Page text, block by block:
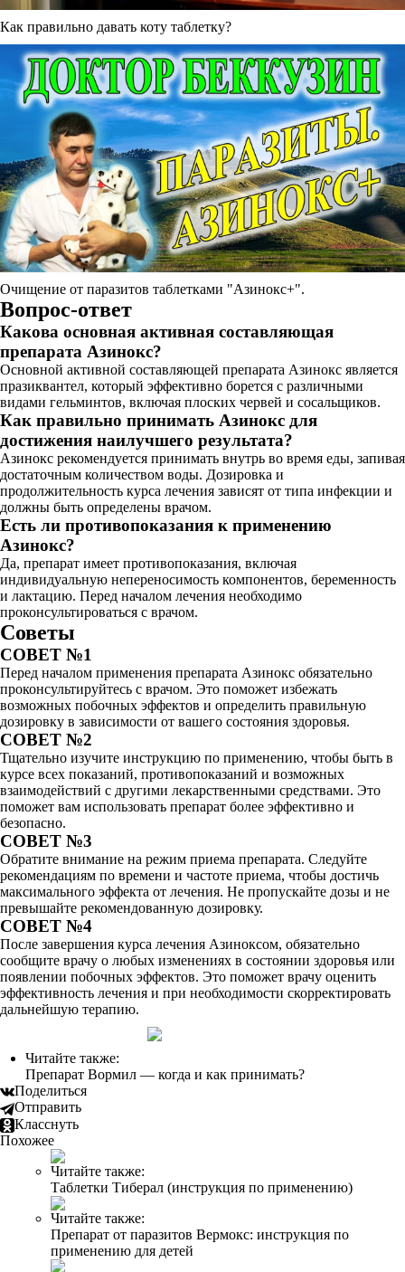
Как правильно давать коту таблетку?
Очищение от паразитов таблетками "Азинокс+".
Вопрос-ответ
Какова основная активная составляющая
препарата Азинокс?
Основной активной составляющей препарата Азинокс является
празиквантел, который эффективно борется с различными
видами гельминтов, включая плоских червей и сосальщиков.
Как правильно принимать Азинокс для
достижения наилучшего результата?
Азинокс рекомендуется принимать внутрь во время еды, запивая
достаточным количеством воды. Дозировка и
продолжительность курса лечения зависят от типа инфекции и
должны быть определены врачом.
Есть ли противопоказания к применению
Азинокс?
Да, препарат имеет противопоказания, включая
индивидуальную непереносимость компонентов, беременность
и лактацию. Перед началом лечения необходимо
проконсультироваться с врачом.
Советы
СОВЕТ №1
Перед началом применения препарата Азинокс обязательно
проконсультируйтесь с врачом. Это поможет избежать
возможных побочных эффектов и определить правильную
дозировку в зависимости от вашего состояния здоровья.
СОВЕТ №2
Тщательно изучите инструкцию по применению, чтобы быть в
курсе всех показаний, противопоказаний и возможных
взаимодействий с другими лекарственными средствами. Это
поможет вам использовать препарат более эффективно и
безопасно.
СОВЕТ №3
Обратите внимание на режим приема препарата. Следуйте
рекомендациям по времени и частоте приема, чтобы достичь
максимального эффекта от лечения. Не пропускайте дозы и не
превышайте рекомендованную дозировку.
СОВЕТ №4
После завершения курса лечения Азиноксом, обязательно
сообщите врачу о любых изменениях в состоянии здоровья или
появлении побочных эффектов. Это поможет врачу оценить
эффективность лечения и при необходимости скорректировать
дальнейшую терапию.
Читайте также:
Препарат Вормил — когда и как принимать?
Поделиться
Отправить
Класснуть
Похожее
Читайте также:
Таблетки Тиберал (инструкция по применению)
Читайте также:
Препарат от паразитов Вермокс: инструкция по
применению для детей